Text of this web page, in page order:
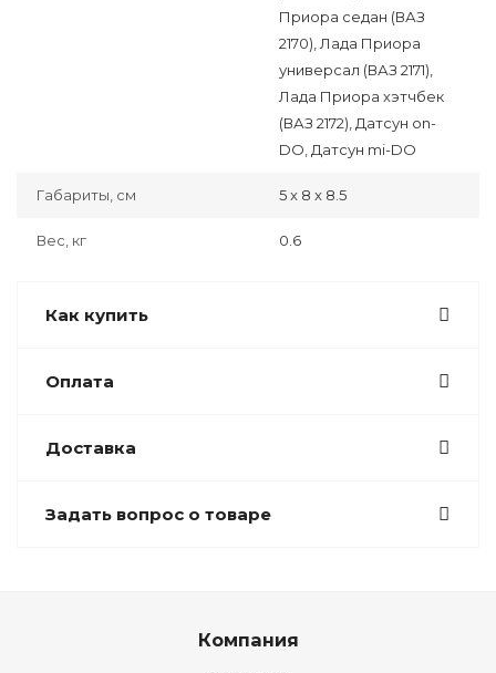
Приора седан (ВАЗ
2170), Лада Приора
универсал (ВАЗ 2171),
Лада Приора хэтчбек
(ВАЗ 2172), Датсун on-
DO, Датсун mi-DO
Габариты, см 5 x 8 x 8.5
Вес, кг 0.6
Как купить
Оплата
Доставка
Задать вопрос о товаре
Компания